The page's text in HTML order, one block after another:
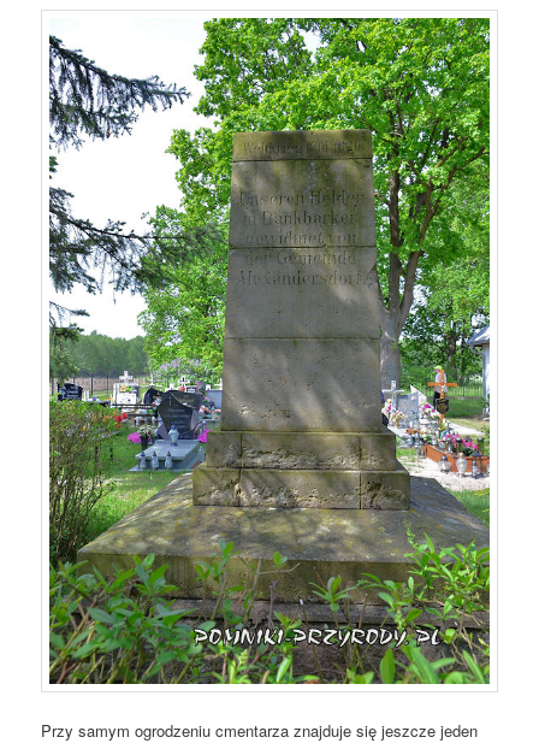
Przy samym ogrodzeniu cmentarza znajduje się jeszcze jeden